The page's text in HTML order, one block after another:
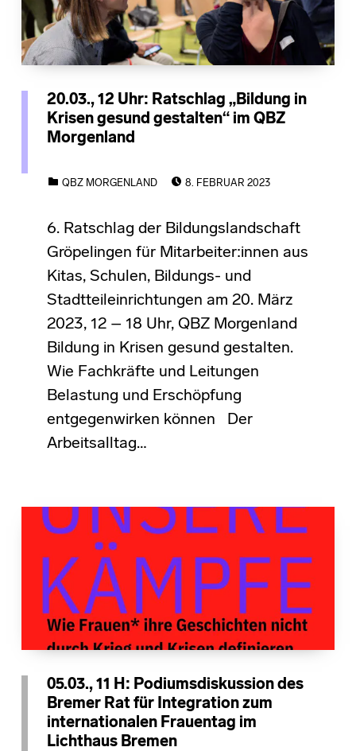
20.03., 12 Uhr: Ratschlag „Bildung in
Krisen gesund gestalten“ im QBZ
Morgenland
QBZ MORGENLAND
8. FEBRUAR 2023
6. Ratschlag der Bildungslandschaft
Gröpelingen für Mitarbeiter:innen aus
Kitas, Schulen, Bildungs- und
Stadtteileinrichtungen am 20. März
2023, 12 – 18 Uhr, QBZ Morgenland
Bildung in Krisen gesund gestalten.
Wie Fachkräfte und Leitungen
Belastung und Erschöpfung
entgegenwirken können Der
Arbeitsalltag…
05.03., 11 H: Podiumsdiskussion des
Bremer Rat für Integration zum
internationalen Frauentag im
Lichthaus Bremen